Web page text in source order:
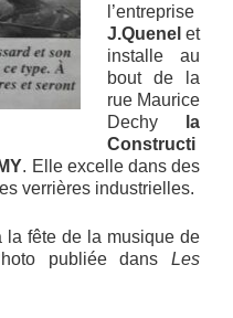
l’entreprise
J.Quenel et
installe au
bout de la
rue Maurice
Dechy
la
Constructi
. Elle excelle dans des
verrières industrielles.
la fête de la musique de
publiée dans Les